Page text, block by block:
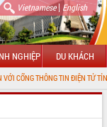
Vietnamese| English
NGHIỆP DU KHÁCH
THÔNG TIN ĐIỆN TỬ TỈNH ĐẮK